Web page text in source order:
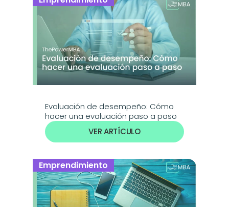
Evaluación de desempeño: Cómo
hacer una evaluación paso a paso
VER ARTÍCULO
Emprendimiento